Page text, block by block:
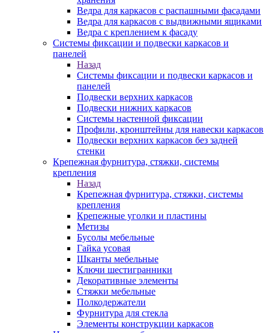
Ведра для каркасов с распашными фасадами
Ведра для каркасов с выдвижными ящиками
Ведра с креплением к фасаду
Системы фиксации и подвески каркасов и
панелей
Назад
Системы фиксации и подвески каркасов и
панелей
Подвески верхних каркасов
Подвески нижних каркасов
Системы настенной фиксации
Профили, кронштейны для навески каркасов
Подвески верхних каркасов без задней
стенки
Крепежная фурнитура, стяжки, системы
крепления
Назад
Крепежная фурнитура, стяжки, системы
крепления
Крепежные уголки и пластины
Метизы
Бусолы мебельные
Гайка усовая
Шканты мебельные
Ключи шестигранники
Декоративные элементы
Стяжки мебельные
Полкодержатели
Фурнитура для стекла
Элементы конструкции каркасов